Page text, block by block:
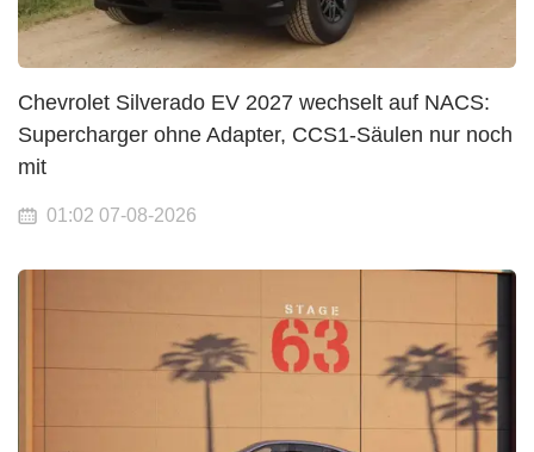
Chevrolet Silverado EV 2027 wechselt auf NACS:
Supercharger ohne Adapter, CCS1-Säulen nur noch
mit
01:02 07-08-2026